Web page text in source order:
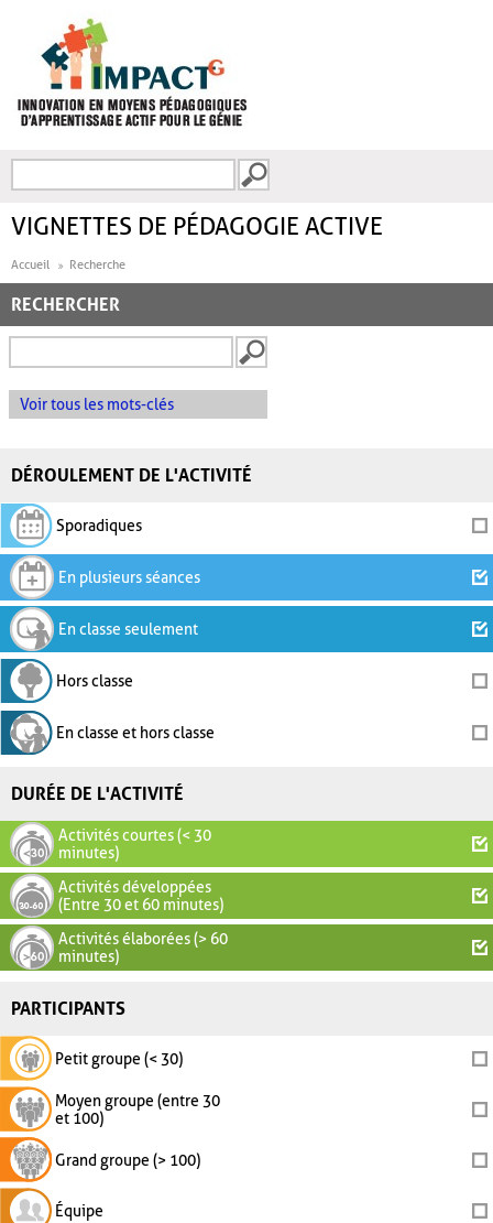
FORMULAIRE DE
VIGNETTES DE PÉDAGOGIE ACTIVE
Accueil Recherche
RECHERCHER
Voir tous les mots-clés
DÉROULEMENT DE L'ACTIVITÉ
Sporadiques
En plusieurs séances
En classe seulement
Hors classe
En classe et hors classe
DURÉE DE L'ACTIVITÉ
Activités courtes (< 30
minutes)
Activités développées
(Entre 30 et 60 minutes)
Activités élaborées (> 60
minutes)
PARTICIPANTS
Petit groupe (< 30)
Moyen groupe (entre 30
et 100)
Grand groupe (> 100)
Équipe